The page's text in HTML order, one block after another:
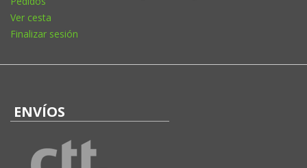
Ver cesta
Finalizar sesión
ENVÍOS